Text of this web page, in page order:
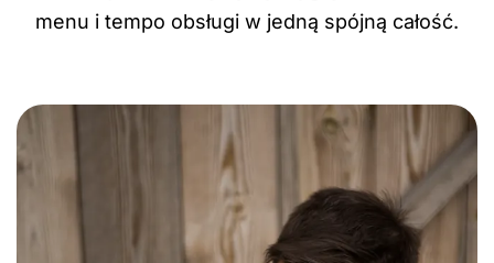
menu i tempo obsługi w jedną spójną całość.